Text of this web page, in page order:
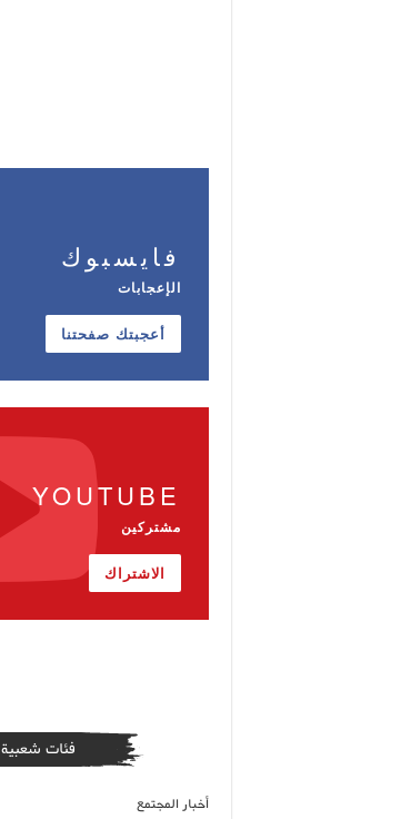
فايسبوك
الإعجابات
أعجبتك صفحتنا
YOUTUBE
مشتركين
الاشتراك
فئات شعبية
أخبار المجتمع